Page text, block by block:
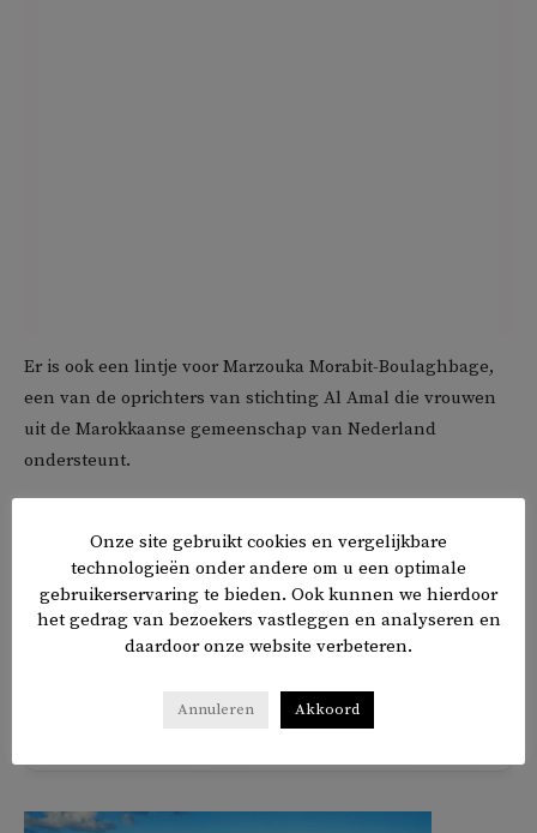
Er is ook een lintje voor Marzouka Morabit-Boulaghbage,
een van de oprichters van stichting Al Amal die vrouwen
uit de Marokkaanse gemeenschap van Nederland
ondersteunt.
enorme inzet en toewijding van de ‘Founding Mother’ voor
stichting Al Amal en de multiculturele gemeenschap in
Utrecht, aldus de stichting.
in
Onze site gebruikt cookies en vergelijkbare
technologieën onder andere om u een optimale
gebruikerservaring te bieden. Ook kunnen we hierdoor
het gedrag van bezoekers vastleggen en analyseren en
daardoor onze website verbeteren.
Annuleren Akkoord